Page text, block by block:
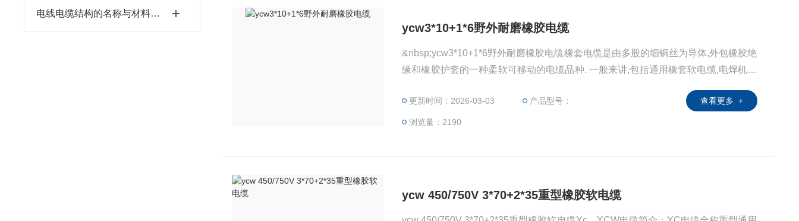
电线电缆结构的名称与材料你都有了解么?
ycw3*10+1*6野外耐磨橡胶电缆
&nbsp;ycw3*10+1*6野外耐磨橡胶电缆橡套电缆是由多股的细铜丝为导体,外包橡胶绝
缘和橡胶护套的一种柔软可移动的电缆品种. 一般来讲,包括通用橡套软电缆,电焊机电
各种电器设备,例如日用电器,电动机械,电工装置和器具的移动式电源线,同时可在室内
或户外环境条件下使用.根据电缆所受的机械外力,在产品结构上分为轻型,中型
更新时间：2026-03-03 产品型号：
浏览量：2190
查看更多 +
ycw 450/750V 3*70+2*35重型橡胶软电缆